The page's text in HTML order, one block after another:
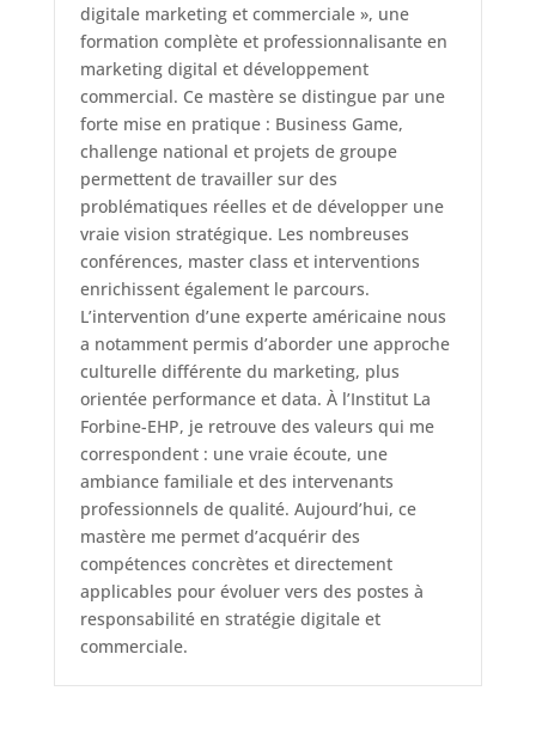
digitale marketing et commerciale », une
formation complète et professionnalisante en
marketing digital et développement
commercial. Ce mastère se distingue par une
forte mise en pratique : Business Game,
challenge national et projets de groupe
permettent de travailler sur des
problématiques réelles et de développer une
vraie vision stratégique. Les nombreuses
conférences, master class et interventions
enrichissent également le parcours.
L’intervention d’une experte américaine nous
a notamment permis d’aborder une approche
culturelle différente du marketing, plus
orientée performance et data. À l’Institut La
Forbine-EHP, je retrouve des valeurs qui me
correspondent : une vraie écoute, une
ambiance familiale et des intervenants
professionnels de qualité. Aujourd’hui, ce
mastère me permet d’acquérir des
compétences concrètes et directement
applicables pour évoluer vers des postes à
responsabilité en stratégie digitale et
commerciale.